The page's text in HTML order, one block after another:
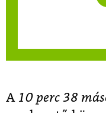
A 10 perc 38